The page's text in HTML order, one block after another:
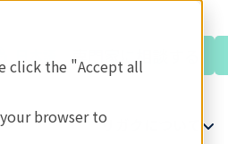
click the "Accept all
browser to
日本語 専門家に相談する
リガクについて​